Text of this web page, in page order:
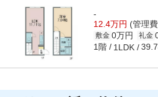
-
12.4万円 (管理
敷金 0万円 礼金
1階 1LDK